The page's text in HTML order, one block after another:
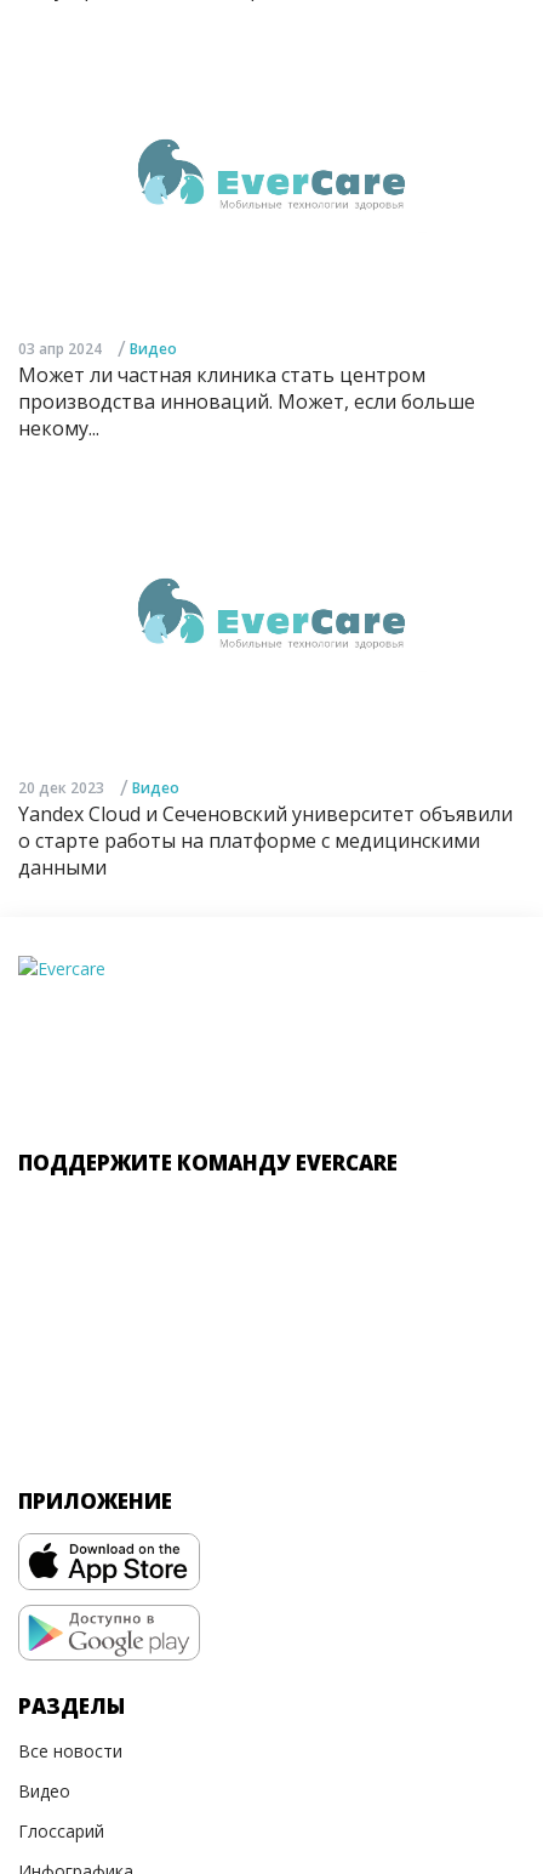
03 апр 2024 / Видео
Может ли частная клиника стать центром
производства инноваций. Может, если больше
некому...
20 дек 2023 / Видео
Yandex Cloud и Сеченовский университет объявили
о старте работы на платформе с медицинскими
данными
ПОДДЕРЖИТЕ КОМАНДУ EVERCARE
ПРИЛОЖЕНИЕ
РАЗДЕЛЫ
Все новости
Видео
Глоссарий